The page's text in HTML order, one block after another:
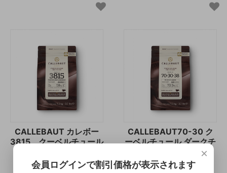
CALLEBAUT カレボー
3815 クーベルチュール
1.5kg
CALLEBAUT70-30 ク
ーベルチュール ダークチ
ョコレート 1.5kg
9,504円(税込)
×
会員ログインで割引価格が表示されます